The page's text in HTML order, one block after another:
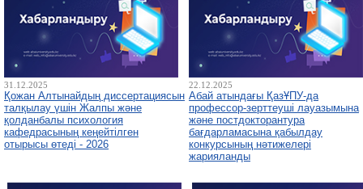
31.12.2025
Қожан Алтынайдың диссертациясын
талқылау үшін Жалпы және
қолданбалы психология
кафедрасының кеңейтілген
отырысы өтеді - 2026
22.12.2025
Абай атындағы ҚазҰПУ-да
профессор-зерттеуші лауазымына
және постдокторантура
бағдарламасына қабылдау
конкурсының нәтижелері
жарияланды